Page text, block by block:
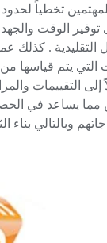
تخطياً
توفير الوقت
التقليدية . كذلك
التي يتم قياسها
إلى التقييمات
مما يساعد في
وبالتالي بناء